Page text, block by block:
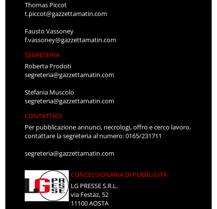
Thomas Piccot
t.piccot@gazzettamatin.com
Fausto Vassoney
f.vassoney@gazzettamatin.com
SEGRETERIA
Roberta Prodoti
segreteria@gazzettamatin.com
Stefania Muscolo
segreteria@gazzettamatin.com
CONTATTACI
Per pubblicazione annunci, necrologi, offro e cerco lavoro,
contattare la segreteria al numero: 0165/231711
segreteria@gazzettamatin.com
CONCESSIONARIA DI PUBBLICITÀ
LG PRESSE S.R.L.
via Festaz, 52
11100 AOSTA